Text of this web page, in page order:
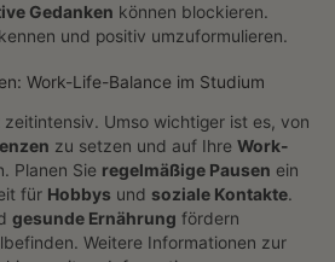
Gedanken können blockieren.
und positiv umzuformulieren.
Work-Life-Balance im Studium
Umso wichtiger ist es, von
zu setzen und auf Ihre Work-
Planen Sie regelmäßige Pausen ein
für Hobbys und soziale Kontakte.
gesunde Ernährung fördern
Weitere Informationen zur